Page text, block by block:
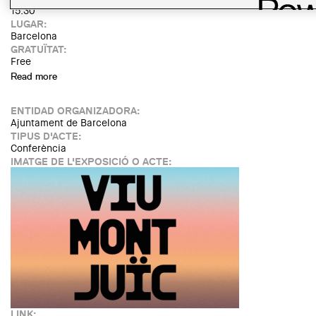
15:30
LUGAR:
Barcelona
GRATUÏTAT:
Free
Read more
ENTIDAD ORGANIZADORA:
Ajuntament de Barcelona
TIPUS D'ACTE:
Conferència
IMATGE DE L'EXPOSICIÓ O ACTE: